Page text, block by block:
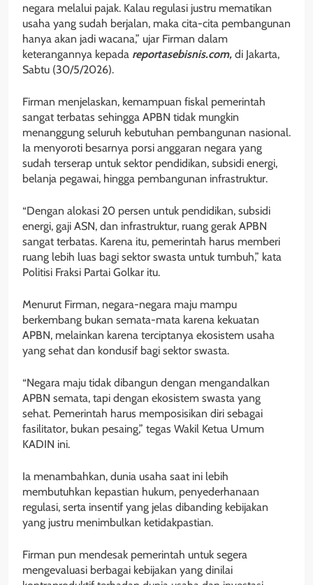
negara melalui pajak. Kalau regulasi justru mematikan
usaha yang sudah berjalan, maka cita-cita pembangunan
hanya akan jadi wacana,” ujar Firman dalam
keterangannya kepada reportasebisnis.com, di Jakarta,
Sabtu (30/5/2026).
Firman menjelaskan, kemampuan fiskal pemerintah
sangat terbatas sehingga APBN tidak mungkin
menanggung seluruh kebutuhan pembangunan nasional.
Ia menyoroti besarnya porsi anggaran negara yang
sudah terserap untuk sektor pendidikan, subsidi energi,
belanja pegawai, hingga pembangunan infrastruktur.
“Dengan alokasi 20 persen untuk pendidikan, subsidi
energi, gaji ASN, dan infrastruktur, ruang gerak APBN
sangat terbatas. Karena itu, pemerintah harus memberi
ruang lebih luas bagi sektor swasta untuk tumbuh,” kata
Politisi Fraksi Partai Golkar itu.
Menurut Firman, negara-negara maju mampu
berkembang bukan semata-mata karena kekuatan
APBN, melainkan karena terciptanya ekosistem usaha
yang sehat dan kondusif bagi sektor swasta.
“Negara maju tidak dibangun dengan mengandalkan
APBN semata, tapi dengan ekosistem swasta yang
sehat. Pemerintah harus memposisikan diri sebagai
fasilitator, bukan pesaing,” tegas Wakil Ketua Umum
KADIN ini.
Ia menambahkan, dunia usaha saat ini lebih
membutuhkan kepastian hukum, penyederhanaan
regulasi, serta insentif yang jelas dibanding kebijakan
yang justru menimbulkan ketidakpastian.
Firman pun mendesak pemerintah untuk segera
mengevaluasi berbagai kebijakan yang dinilai